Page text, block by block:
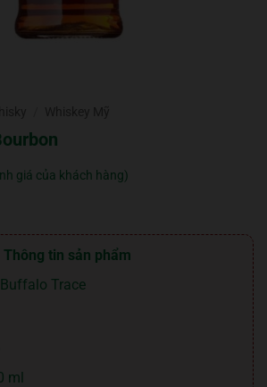
giá của khách hàng)
Thông tin sản phẩm
Buffalo Trace
ml